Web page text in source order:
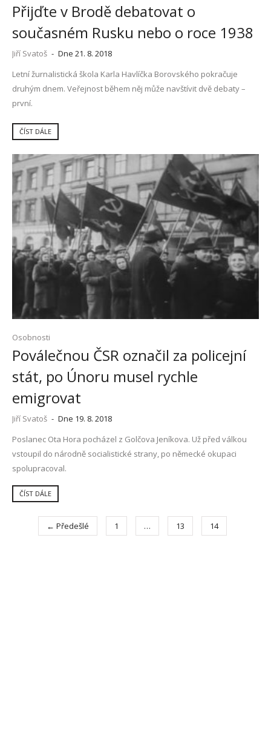
Přijďte v Brodě debatovat o
současném Rusku nebo o roce 1938
Jiří Svatoš - Dne 21. 8. 2018
Letní žurnalistická škola Karla Havlíčka Borovského pokračuje
druhým dnem. Veřejnost během něj může navštívit dvě debaty –
první.
ČÍST DÁLE
Osobnosti
Poválečnou ČSR označil za policejní
stát, po Únoru musel rychle
emigrovat
Jiří Svatoš - Dne 19. 8. 2018
Poslanec Ota Hora pocházel z Golčova Jeníkova. Už před válkou
vstoupil do národně socialistické strany, po německé okupaci
spolupracoval.
ČÍST DÁLE
← Předešlé 1 … 13 14